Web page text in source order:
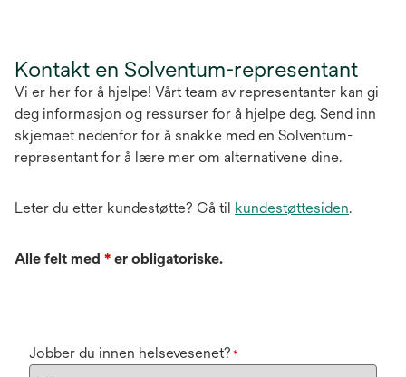
Kontakt en Solventum-representant
Vi er her for å hjelpe! Vårt team av representanter kan gi
deg informasjon og ressurser for å hjelpe deg. Send inn
skjemaet nedenfor for å snakke med en Solventum-
representant for å lære mer om alternativene dine.
Leter du etter kundestøtte? Gå til kundestøttesiden.
Alle felt med * er obligatoriske.
Jobber du innen helsevesenet? *